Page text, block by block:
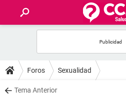
FOROS
SALUD
Foros Sexualidad
Tema Anterior